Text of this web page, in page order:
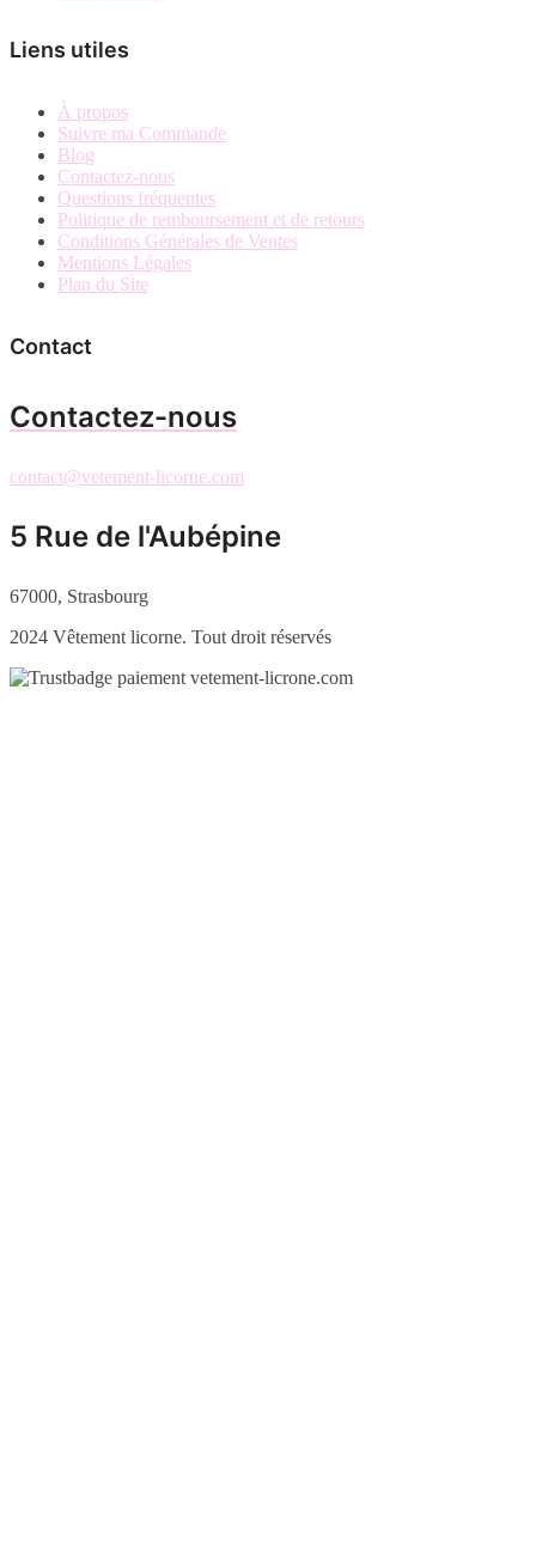
Liens utiles
À propos
Suivre ma Commande
Blog
Contactez-nous
Questions fréquentes
Politique de remboursement et de retours
Conditions Générales de Ventes
Mentions Légales
Plan du Site
Contact
Contactez-nous
contact@vetement-licorne.com
5 Rue de l'Aubépine
67000, Strasbourg
2024 Vêtement licorne. Tout droit réservés